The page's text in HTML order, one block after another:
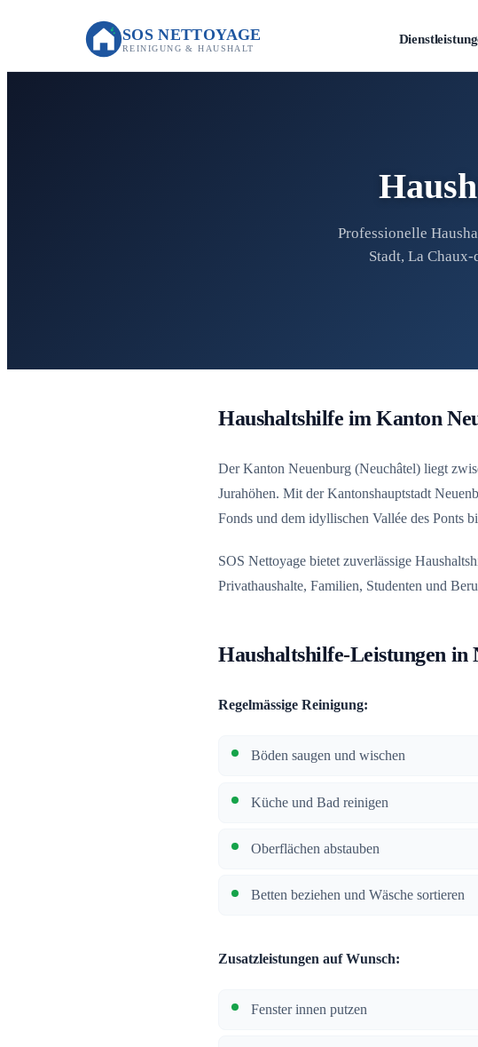
SOS NETTOYAGE
REINIGUNG & HAUSHALT
Professionelle
Stadt, La
Haushaltshilfe im Kanton
Der Kanton Neuenburg (Neuchâtel) liegt
Jurahöhen. Mit der Kantonshauptstadt
Fonds und dem idyllischen Vallée des Ponts
SOS Nettoyage bietet zuverlässige
Privathaushalte, Familien, Studenten und
Haushaltshilfe-Leistungen in
Regelmässige Reinigung:
Böden saugen und wischen
Küche und Bad reinigen
Oberflächen abstauben
Betten beziehen und Wäsche sortieren
Zusatzleistungen auf Wunsch:
Fenster innen putzen